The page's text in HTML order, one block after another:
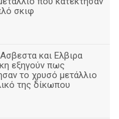
σκιφ
και Ελβιρα
εξηγούν πως
το χρυσό μετάλλιο
της δίκωπου